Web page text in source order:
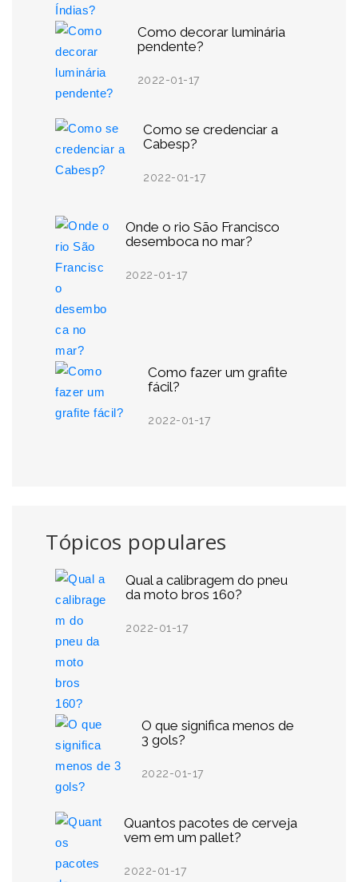
Como decorar luminária
pendente?
2022-01-17
Como se credenciar a
Cabesp?
2022-01-17
Onde o rio São Francisco
desemboca no mar?
2022-01-17
Como fazer um grafite
fácil?
2022-01-17
Tópicos populares
Qual a calibragem do pneu
da moto bros 160?
2022-01-17
O que significa menos de
3 gols?
2022-01-17
Quantos pacotes de cerveja
vem em um pallet?
2022-01-17